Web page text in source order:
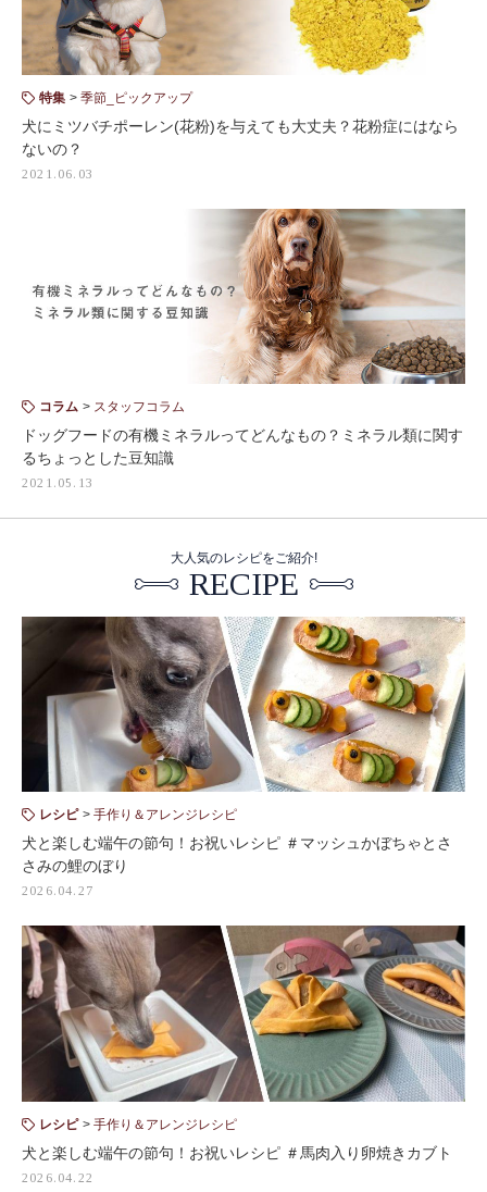
特集 季節_ピックアップ
犬にミツバチポーレン(花粉)を与えても大丈夫？花粉症にはなら
ないの？
2021.06.03
コラム スタッフコラム
ドッグフードの有機ミネラルってどんなもの？ミネラル類に関す
るちょっとした豆知識
2021.05.13
大人気のレシピをご紹介!
RECIPE
レシピ 手作り＆アレンジレシピ
犬と楽しむ端午の節句！お祝いレシピ ＃マッシュかぼちゃとさ
さみの鯉のぼり
2026.04.27
レシピ 手作り＆アレンジレシピ
犬と楽しむ端午の節句！お祝いレシピ ＃馬肉入り卵焼きカブト
2026.04.22